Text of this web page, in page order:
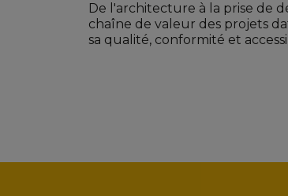
De l'architecture à la prise de
chaîne de valeur des projets
sa qualité, conformité et